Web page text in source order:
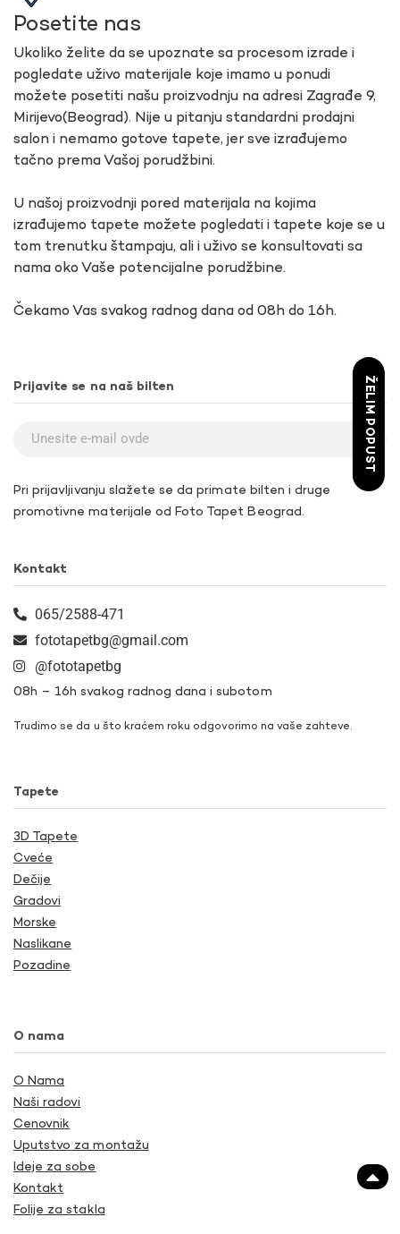
Posetite nas
Ukoliko želite da se upoznate sa procesom izrade i
pogledate uživo materijale koje imamo u ponudi
možete posetiti našu proizvodnju na adresi Zagrađe 9,
Mirijevo(Beograd). Nije u pitanju standardni prodajni
salon i nemamo gotove tapete, jer sve izrađujemo
tačno prema Vašoj porudžbini.
U našoj proizvodnji pored materijala na kojima
izrađujemo tapete možete pogledati i tapete koje se u
tom trenutku štampaju, ali i uživo se konsultovati sa
nama oko Vaše potencijalne porudžbine.
Čekamo Vas svakog radnog dana od 08h do 16h.
Prijavite se na naš bilten
Pri prijavljivanju slažete se da primate bilten i druge
promotivne materijale od Foto Tapet Beograd.
Kontakt
065/2588-471
fototapetbg@gmail.com
@fototapetbg
08h – 16h svakog radnog dana i subotom
Trudimo se da u što kraćem roku odgovorimo na vaše zahteve.
Tapete
3D Tapete
Cveće
Dečije
Gradovi
Morske
Naslikane
Pozadine
O nama
O Nama
Naši radovi
Cenovnik
Uputstvo za montažu
Ideje za sobe
Kontakt
Folije za stakla
ŽELIM POPUST